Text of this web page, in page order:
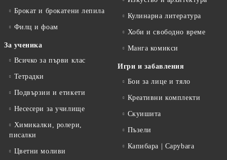
Брокат и брокатени лепила
Филц и фоам
За ученика
Всичко за първи клас
Тетрадки
Подвързии и етикети
Несесери за училище
Химикалки, ролери,
писалки
Цветни моливи
Кулинарна литература
Хоби и свободно време
Манга комикси
Игри и забавления
Бои за лице и тяло
Креативни комплекти
Скуишита
Пъзели
Капибара | Capybara